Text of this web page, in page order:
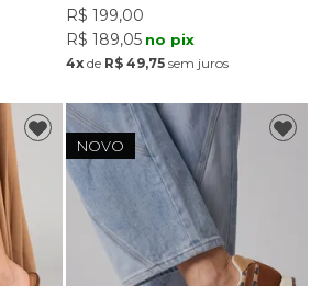
R$ 199,00
R$ 189,05 no pix
4x de R$ 49,75 sem juros
NOVO